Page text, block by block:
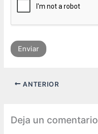
Enviar
ANTERIOR
Deja un comentario